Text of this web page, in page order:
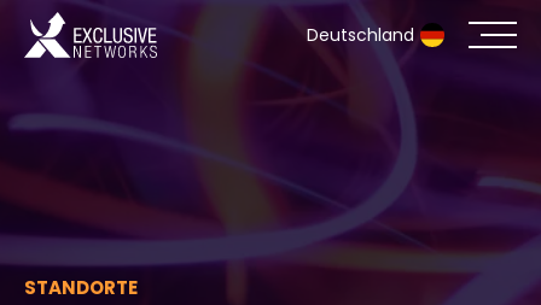
Deutschland
Cybersecurity
Ökosystem
Ressourcen
STANDORTE